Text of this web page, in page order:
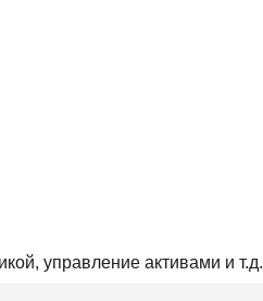
управление активами и т.д.